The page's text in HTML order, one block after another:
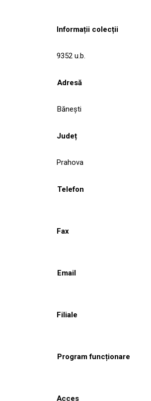
Informații colecții
9352 u.b.
Adresă
Băneşti
Județ
Prahova
Telefon
Fax
Email
Filiale
Program funcționare
Acces